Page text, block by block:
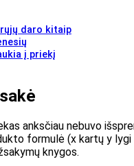
daro kitaip
į priekį
anksčiau nebuvo
formulė (x kartų y
knygos.